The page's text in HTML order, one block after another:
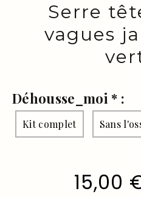
Serre
vagues
Déhousse_moi * :
Kit complet Sans
15,00